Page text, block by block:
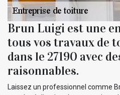
Brun Luigi est une
tous vos travaux de
dans le 27190 avec
raisonnables.
Laissez un professionnel comme